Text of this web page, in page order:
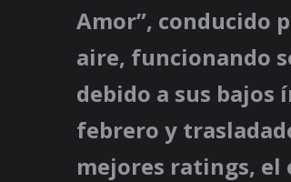
Amor”, conducido
aire, funcionando
debido a sus bajos
febrero y
mejores ratings, el